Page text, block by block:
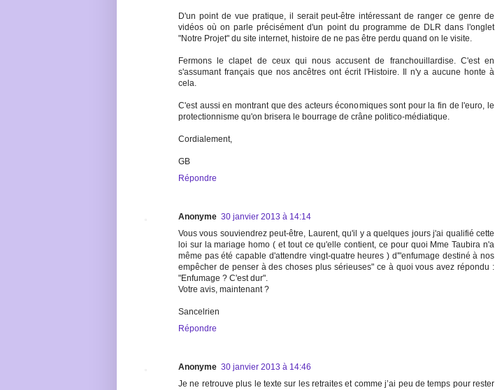
D'un point de vue pratique, il serait peut-être intéressant de ranger ce genre de
vidéos où on parle précisément d'un point du programme de DLR dans l'onglet
"Notre Projet" du site internet, histoire de ne pas être perdu quand on le visite.
Fermons le clapet de ceux qui nous accusent de franchouillardise. C'est en
s'assumant français que nos ancêtres ont écrit l'Histoire. Il n'y a aucune honte à
cela.
C'est aussi en montrant que des acteurs économiques sont pour la fin de l'euro, le
protectionnisme qu'on brisera le bourrage de crâne politico-médiatique.
Cordialement,
GB
Répondre
Anonyme 30 janvier 2013 à 14:14
Vous vous souviendrez peut-être, Laurent, qu'il y a quelques jours j'ai qualifié cette
loi sur la mariage homo ( et tout ce qu'elle contient, ce pour quoi Mme Taubira n'a
même pas été capable d'attendre vingt-quatre heures ) d'"enfumage destiné à nos
empêcher de penser à des choses plus sérieuses" ce à quoi vous avez répondu :
"Enfumage ? C'est dur".
Votre avis, maintenant ?
Sancelrien
Répondre
Anonyme 30 janvier 2013 à 14:46
Je ne retrouve plus le texte sur les retraites et comme j’ai peu de temps pour rester